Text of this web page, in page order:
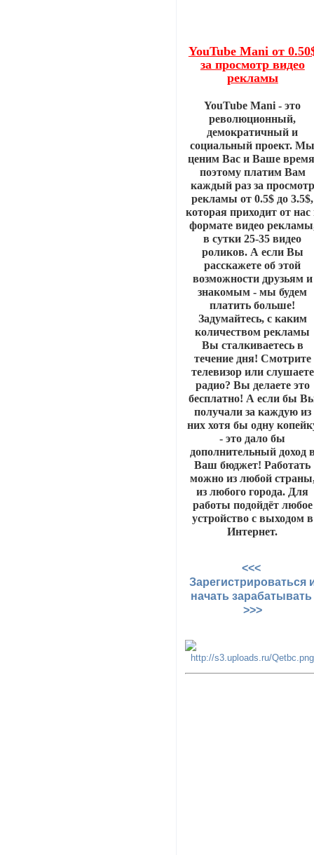
YouTube Mani от
за просмотр видео
рекламы
YouTube Mani - это
революционный,
демократичный и
социальный проект.
ценим Вас и Ваше
поэтому платим Вам
каждый раз за просмотр
рекламы от 0.5$ до 3.5$,
которая приходит от нас
формате видео
в сутки 25-35 видео
роликов. А если Вы
расскажете об этой
возможности друзьям и
знакомым - мы будем
платить больше!
Задумайтесь, с каким
количеством рекламы
Вы сталкиваетесь в
течение дня! Смотрите
телевизор или слушаете
радио? Вы делаете это
бесплатно! А если бы
получали за каждую из
них хотя бы одну
- это дало бы
дополнительный доход
Ваш бюджет! Работать
можно из любой
из любого города. Для
работы подойдёт любое
устройство с выходом в
Интернет.
<<<
Зарегистрироваться
начать зарабатывать
>>>